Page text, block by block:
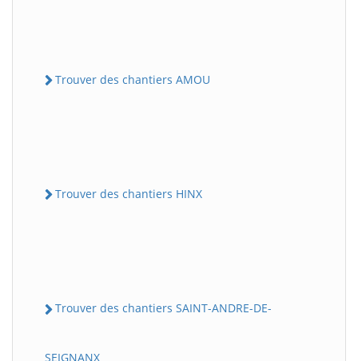
Trouver des chantiers AMOU
Trouver des chantiers HINX
Trouver des chantiers SAINT-ANDRE-DE-
SEIGNANX